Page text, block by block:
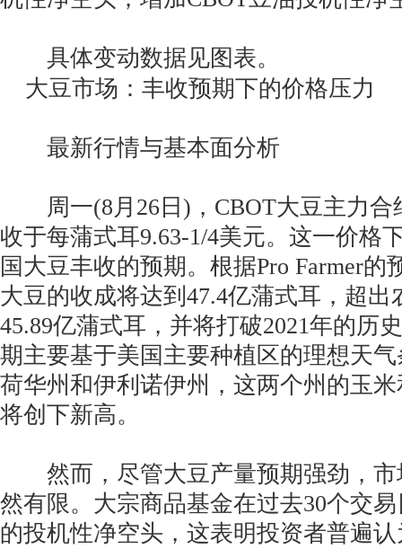
具体变动数据见图表。
大豆市场：丰收预期下的价格压力
最新行情与基本面分析
周一(8月26日)，CBOT大豆主力合
收于每蒲式耳9.63-1/4美元。这一价格
国大豆丰收的预期。根据Pro Farmer的
大豆的收成将达到47.4亿蒲式耳，超出
45.89亿蒲式耳，并将打破2021年的历
期主要基于美国主要种植区的理想天
荷华州和伊利诺伊州，这两个州的玉
将创下新高。
然而，尽管大豆产量预期强劲，市
然有限。大宗商品基金在过去30个交
的投机性净空头，这表明投资者普遍